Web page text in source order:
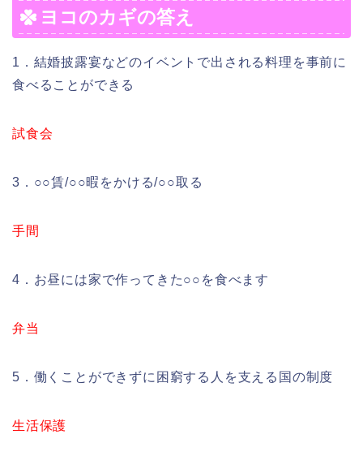
ヨコのカギの答え
1．結婚披露宴などのイベントで出される料理を事前に
食べることができる
試食会
3．○○賃/○○暇をかける/○○取る
手間
4．お昼には家で作ってきた○○を食べます
弁当
5．働くことができずに困窮する人を支える国の制度
生活保護